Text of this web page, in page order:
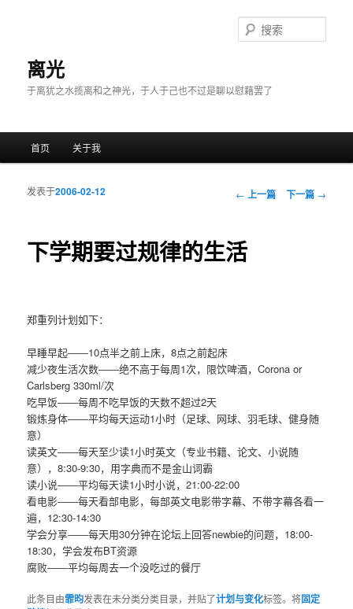
离光
于离犹之水揽离和之神光，于人于己也不过是聊以慰藉罢了
索
跳至主内容区域
跳至副内容区域
首页 关于我
文章导航
← 上一篇 下一篇 →
下学期要过规律的生活
发表于2006-02-12
郑重列计划如下：
早睡早起――10点半之前上床，8点之前起床
减少夜生活次数――绝不高于每周1次，限饮啤酒，Corona or
Carlsberg 330ml/次
吃早饭――每周不吃早饭的天数不超过2天
锻炼身体――平均每天运动1小时（足球、网球、羽毛球、健身随
意）
读英文――每天至少读1小时英文（专业书籍、论文、小说随
意），8:30-9:30，用字典而不是金山词霸
读小说――平均每天读1小时小说，21:00-22:00
看电影――每天看部电影，每部英文电影带字幕、不带字幕各看一
遍，12:30-14:30
学会分享――每天用30分钟在论坛上回答newbie的问题，18:00-
18:30，学会发布BT资源
腐败――平均每周去一个没吃过的餐厅
此条目由霏昀发表在未分类分类目录，并贴了计划与变化标签。将固定